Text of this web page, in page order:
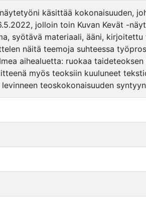
käsittää kokonaisuuden,
jolloin toin Kuvan Kevät -
syötävä materiaali, ääni,
näitä teemoja suhteessa
aihealuetta: ruokaa
myös teoksiin kuuluneet
teoskokonaisuuden